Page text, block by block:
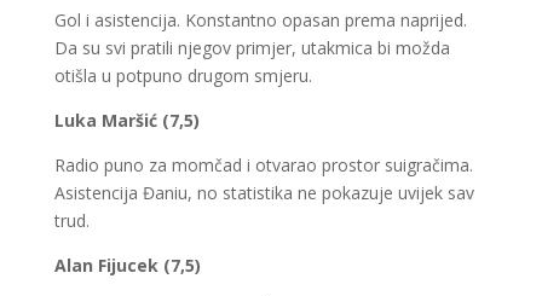
Gol i asistencija. Konstantno opasan prema naprijed.
Da su svi pratili njegov primjer, utakmica bi možda
otišla u potpuno drugom smjeru.
Luka Maršić (7,5)
Radio puno za momčad i otvarao prostor suigračima.
Asistencija Đaniu, no statistika ne pokazuje uvijek sav
trud.
Alan Fijucek (7,5)